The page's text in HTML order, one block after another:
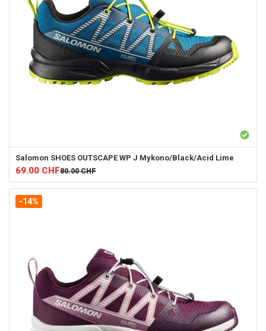
Salomon SHOES OUTSCAPE WP J Mykono/Black/Acid Lime
69.00 CHF80.00 CHF
-14%